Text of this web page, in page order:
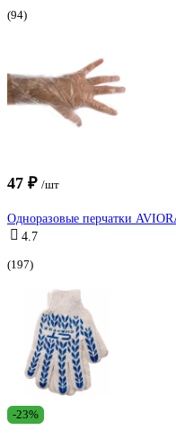
(94)
47 ₽ /шт
Одноразовые перчатки
4.7
(197)
-23%